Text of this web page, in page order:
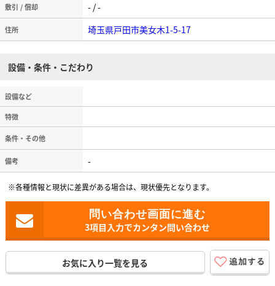
敷引 / 償却 - / -
住所 埼玉県戸田市美女木1-5-17
設備・条件・こだわり
設備など
特徴
条件・その他
備考 -
※各種情報と現状に差異がある場合は、現状優先となります。
3項目入力でカンタン問い合わせ
お気に入り一覧を見る